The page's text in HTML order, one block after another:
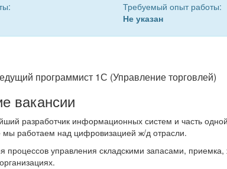
Требуемый опыт работы:
Не указан
программист 1С (Управление торговлей)
вакансии
разработчик информационных систем и часть
мы работаем над цифровизацией ж/д отрасли.
процессов управления складскими запасами,